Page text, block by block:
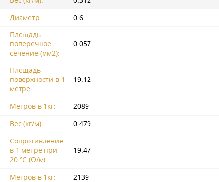
Диаметр:
0.6
Площадь
поперечное
сечение (мм2):
0.057
Площадь
поверхности в 1
метре:
19.12
Метров в 1кг:
2089
Вес (кг/м):
0.479
Сопротивление
в 1 метре при
20 °C (Ω/м):
19.47
Метров в 1кг:
2139